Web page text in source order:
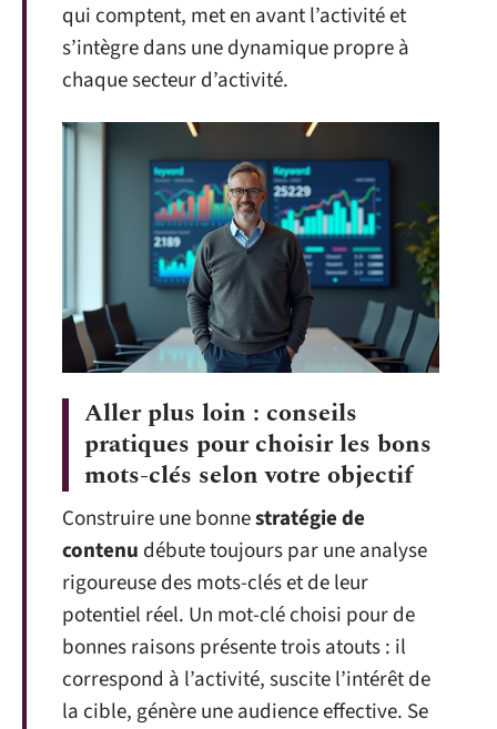
qui comptent, met en avant l’activité et
s’intègre dans une dynamique propre à
chaque secteur d’activité.
Aller plus loin : conseils
pratiques pour choisir les bons
mots-clés selon votre objectif
Construire une bonnestratégie de
contenu débute toujours par une analyse
rigoureuse des mots-clés et de leur
potentiel réel. Un mot-clé choisi pour de
bonnes raisons présente trois atouts : il
correspond à l’activité, suscite l’intérêt de
la cible, génère une audience effective. Se